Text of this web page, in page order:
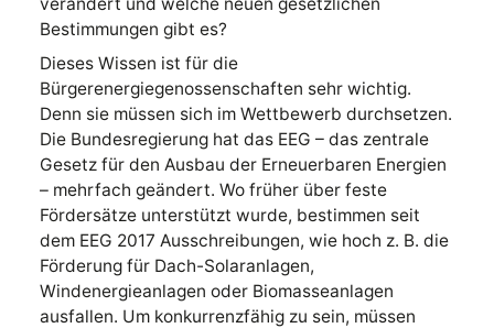
Bestimmungen gibt es?
Dieses Wissen ist für die
Bürgerenergiegenossenschaften sehr wichtig.
Denn sie müssen sich im Wettbewerb durchsetzen.
Die Bundesregierung hat das EEG – das zentrale
Gesetz für den Ausbau der Erneuerbaren Energien
– mehrfach geändert. Wo früher über feste
Fördersätze unterstützt wurde, bestimmen seit
dem EEG 2017 Ausschreibungen, wie hoch z. B. die
Förderung für Dach-Solaranlagen,
Windenergieanlagen oder Biomasseanlagen
ausfallen. Um konkurrenzfähig zu sein, müssen